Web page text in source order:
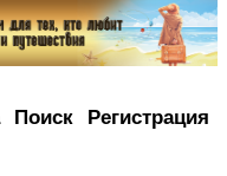
Поиск
Регистрация